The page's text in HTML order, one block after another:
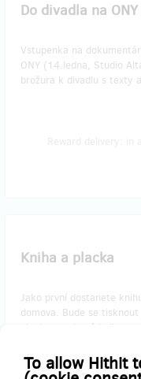
To allow Hithit
Do divadla na
Vstupenka na
ONY (14.ledna, Studio
brožura k divadlu s texty
Kniha a placka
Jako první dostanete
domova. Bude se
placka vyrobená holkama
Reward delivery: on